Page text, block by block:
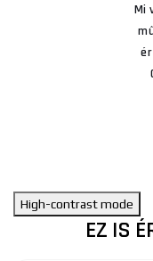
Mi
High-contrast mode
EZ IS